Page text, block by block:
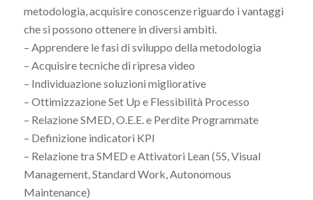
metodologia, acquisire conoscenze riguardo i vantaggi
che si possono ottenere in diversi ambiti.
– Apprendere le fasi di sviluppo della metodologia
– Acquisire tecniche di ripresa video
– Individuazione soluzioni migliorative
– Ottimizzazione Set Up e Flessibilità Processo
– Relazione SMED, O.E.E. e Perdite Programmate
– Definizione indicatori KPI
– Relazione tra SMED e Attivatori Lean (5S, Visual
Management, Standard Work, Autonomous
Maintenance)